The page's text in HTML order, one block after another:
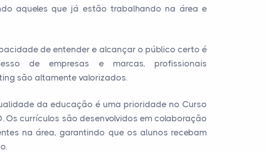
aqueles que já estão trabalhando na área e
de entender e alcançar o público certo é
de empresas e marcas, profissionais
são altamente valorizados.
da educação é uma prioridade no Curso
Os currículos são desenvolvidos em colaboração
na área, garantindo que os alunos recebam